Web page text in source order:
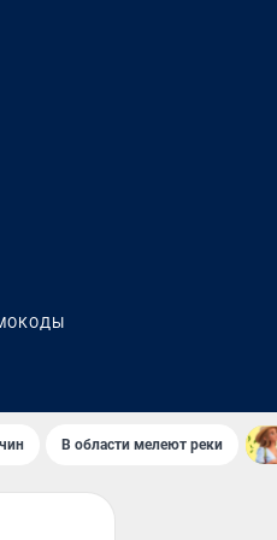
В области мелеют реки